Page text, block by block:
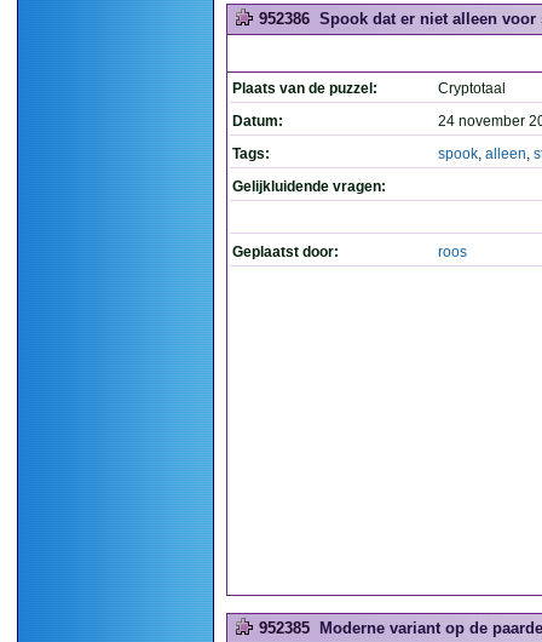
952386 Spook dat er niet alleen voor
Plaats van de puzzel:
Cryptotaal
Datum:
24 november
Tags:
spook, alleen,
Gelijkluidende vragen:
Geplaatst door: roos
952385 Moderne variant op de